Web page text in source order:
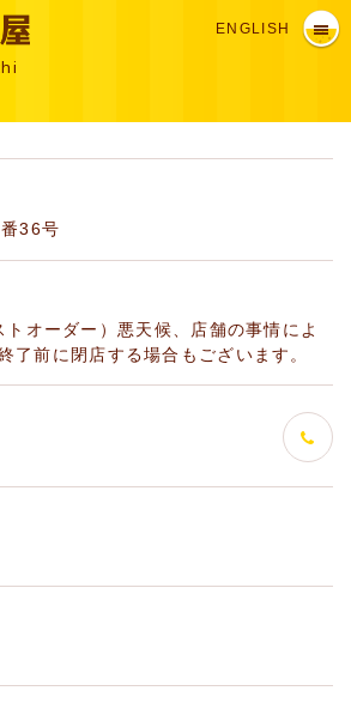
ENGLISH
36号
オーダー）悪天候、店舗の事情によ
了前に閉店する場合もございます。